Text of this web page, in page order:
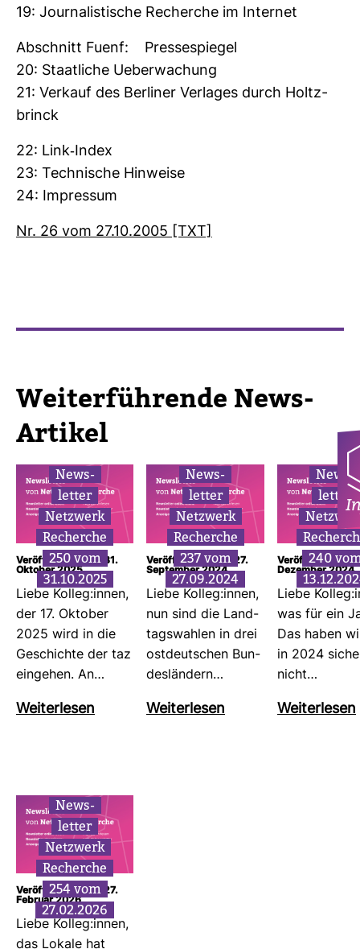
19: Jour­na­lis­ti­sche Recherche im Internet
Abschnitt Fuenf: Pres­se­spiegel
20: Staat­liche Ueber­wa­chung
21: Ver­kauf des Ber­liner Ver­lages durch Holtz­
brinck
22: Link-​Index
23: Tech­ni­sche Hin­weise
24: Impressum
Nr. 26 vom 27.10.2005 [TXT]
Wei­ter­füh­rende News-​
Artikel
News­
letter
Netz­werk
Recherche
250 vom
31.10.2025
Veröffentlicht am: 31.
Oktober 2025
Liebe Kolleg:innen,
der 17. Oktober
2025 wird in die
Geschichte der taz
ein­gehen. An…
Wei­ter­lesen
News­
letter
Netz­werk
Recherche
237 vom
27.09.2024
Veröffentlicht am: 27.
September 2024
Liebe Kolleg:innen,
nun sind die Land­
tags­wahlen in drei
ost­deut­schen Bun­
des­län­dern…
Wei­ter­lesen
News­
letter
240
Veröffentlicht
Dezember 2024
Liebe
was für ein
Das haben
in 2024
nicht…
Wei­ter­lesen
News­
letter
Netz­werk
Recherche
254 vom
27.02.2026
Veröffentlicht am: 27.
Februar 2026
Liebe Kolleg:innen,
das Lokale hat